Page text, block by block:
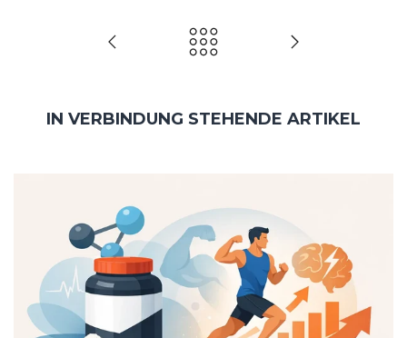
IN VERBINDUNG STEHENDE ARTIKEL